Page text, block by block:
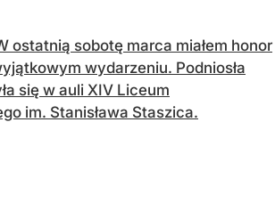
ostatnią sobotę marca miałem honor
wydarzeniu. Podniosła
się w auli XIV Liceum
im. Stanisława Staszica.